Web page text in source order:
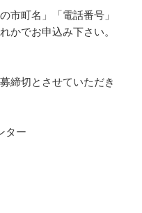
市町名」「電話番号」
かでお申込み下さい。
締切とさせていただき
ター